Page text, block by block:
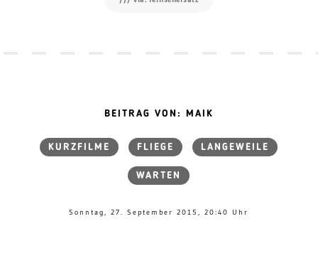
BEITRAG VON: MAIK
KURZFILME FLIEGE LANGEWEILE
WARTEN
Sonntag, 27. September 2015, 20:40 Uhr